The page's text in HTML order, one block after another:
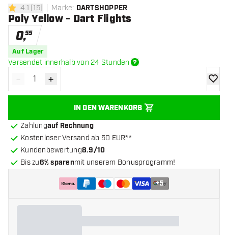
4.1 Bewertungssterne
4.1 [15] Marke: DARTSHOPPER
Poly Yellow - Dart Flights
0,55
Auf Lager
Versendet innerhalb von 24 Stunden
Menge verringern
- Menge erhöhen
+
IN DEN WARENKORB
Zur
Zahlungauf Rechnung
Kostenloser Versand ab 50 EUR**
Kundenbewertung8.9/10
Bis zu6% sparenmit unserem Bonusprogramm!
+5